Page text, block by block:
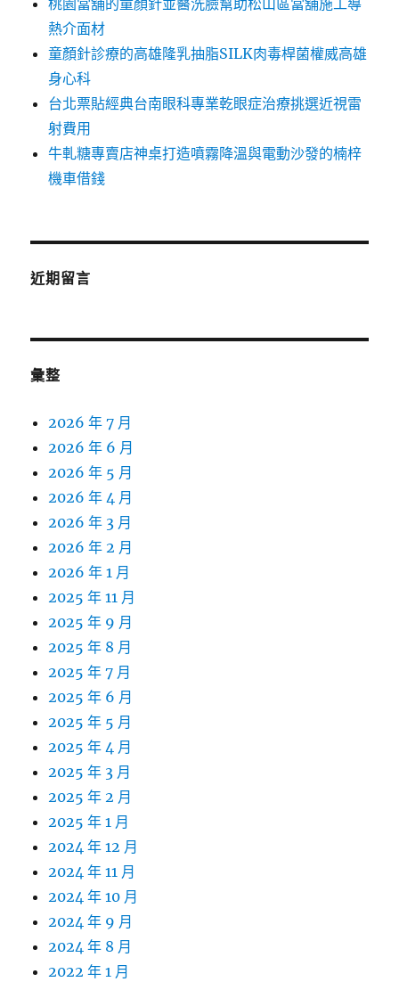
桃園當舖的童顏針並醫洗臉幫助松山區當舖施工導
熱介面材
童顏針診療的高雄隆乳抽脂SILK肉毒桿菌權威高雄
身心科
台北票貼經典台南眼科專業乾眼症治療挑選近視雷
射費用
牛軋糖專賣店神桌打造噴霧降溫與電動沙發的楠梓
機車借錢
近期留言
彙整
2026 年 7 月
2026 年 6 月
2026 年 5 月
2026 年 4 月
2026 年 3 月
2026 年 2 月
2026 年 1 月
2025 年 11 月
2025 年 9 月
2025 年 8 月
2025 年 7 月
2025 年 6 月
2025 年 5 月
2025 年 4 月
2025 年 3 月
2025 年 2 月
2025 年 1 月
2024 年 12 月
2024 年 11 月
2024 年 10 月
2024 年 9 月
2024 年 8 月
2022 年 1 月